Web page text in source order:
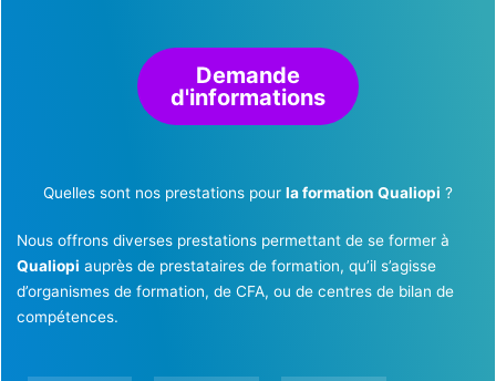
Demande
d'informations
Quelles sont nos prestations pour la formation Qualiopi ?
Nous offrons diverses prestations permettant de se former à
Qualiopi auprès de prestataires de formation, qu’il s’agisse
d’organismes de formation, de CFA, ou de centres de bilan de
compétences.